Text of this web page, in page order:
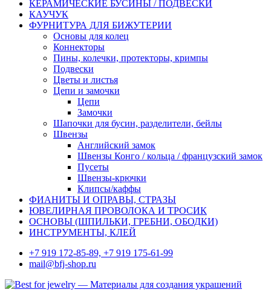
КЕРАМИЧЕСКИЕ БУСИНЫ / ПОДВЕСКИ
КАУЧУК
ФУРНИТУРА ДЛЯ БИЖУТЕРИИ
Основы для колец
Коннекторы
Пины, колечки, протекторы, кримпы
Подвески
Цветы и листья
Цепи и замочки
Цепи
Замочки
Шапочки для бусин, разделители, бейлы
Швензы
Английский замок
Швензы Конго / кольца / французский замок
Пусеты
Швензы-крючки
Клипсы/каффы
ФИАНИТЫ И ОПРАВЫ, СТРАЗЫ
ЮВЕЛИРНАЯ ПРОВОЛОКА И ТРОСИК
ОСНОВЫ (ШПИЛЬКИ, ГРЕБНИ, ОБОДКИ)
ИНСТРУМЕНТЫ, КЛЕЙ
+7 919 172-85-89, +7 919 175-61-99
mail@bfj-shop.ru